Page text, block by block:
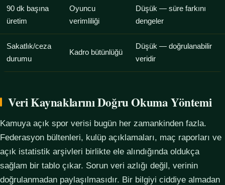
90 dk başına
üretim
Oyuncu
verimliliği
Düşük — süre farkını
dengeler
Sakatlık/ceza
durumu
Kadro bütünlüğü
Düşük — doğrulanabilir
veridir
Veri Kaynaklarını Doğru Okuma Yöntemi
Kamuya açık spor verisi bugün her zamankinden fazla.
Federasyon bültenleri, kulüp açıklamaları, maç raporları ve
açık istatistik arşivleri birlikte ele alındığında oldukça
sağlam bir tablo çıkar. Sorun veri azlığı değil, verinin
doğrulanmadan paylaşılmasıdır. Bir bilgiyi ciddiye almadan